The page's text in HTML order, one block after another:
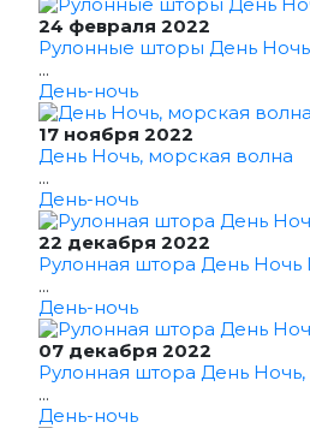
24 февраля 2022
Рулонные шторы День
...
День-ночь
17 ноября 2022
День Ночь, морская волна
...
День-ночь
22 декабря 2022
Рулонная штора День Ночь
...
День-ночь
07 декабря 2022
Рулонная штора День
...
День-ночь